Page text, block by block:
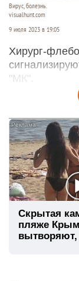
Вирус, болезнь.
visualhunt.com
9 июля 2023 в 19:05
Хирург-
"МК".
Скрытая
пляже
вытворяют,